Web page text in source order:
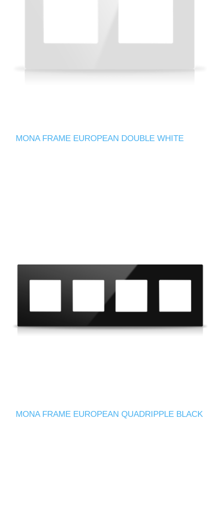
MONA FRAME EUROPEAN DOUBLE WHITE
MONA FRAME EUROPEAN QUADRIPPLE BLACK